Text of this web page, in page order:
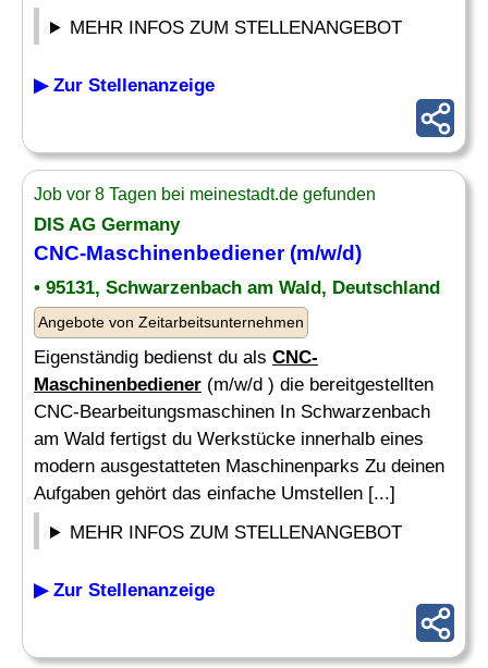
MEHR INFOS ZUM STELLENANGEBOT
▶ Zur Stellenanzeige
Job vor 8 Tagen bei meinestadt.de gefunden
DIS AG Germany
CNC-Maschinenbediener(m/w/d)
• 95131, Schwarzenbach am Wald, Deutschland
Angebote von Zeitarbeitsunternehmen
Eigenständig bedienst du als CNC-
Maschinenbediener (m/w/d ) die bereitgestellten
CNC-Bearbeitungsmaschinen In Schwarzenbach
am Wald fertigst du Werkstücke innerhalb eines
modern ausgestatteten Maschinenparks Zu deinen
Aufgaben gehört das einfache Umstellen [...]
MEHR INFOS ZUM STELLENANGEBOT
▶ Zur Stellenanzeige